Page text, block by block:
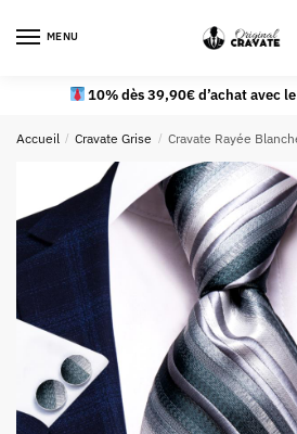
MENU
10% dès 39,90€ d’achat avec le
Accueil / Cravate Grise / Cravate Rayée